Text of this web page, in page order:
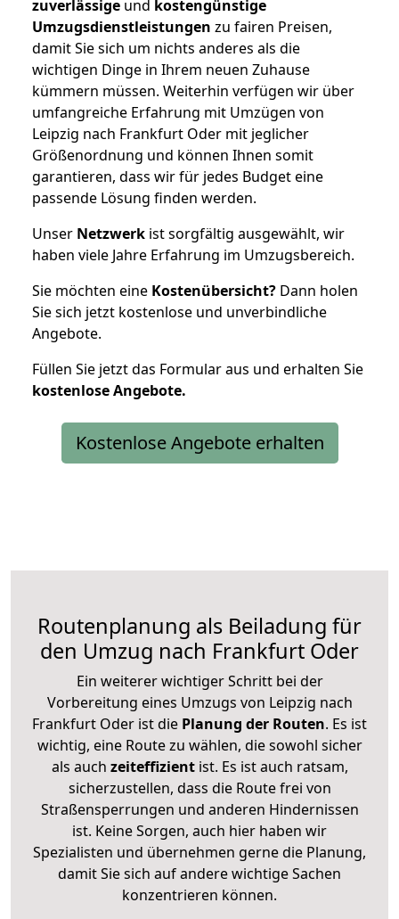
zuverlässige und kostengünstige
Umzugsdienstleistungen zu fairen Preisen,
damit Sie sich um nichts anderes als die
wichtigen Dinge in Ihrem neuen Zuhause
kümmern müssen. Weiterhin verfügen wir über
umfangreiche Erfahrung mit Umzügen von
Leipzig nach Frankfurt Oder mit jeglicher
Größenordnung und können Ihnen somit
garantieren, dass wir für jedes Budget eine
passende Lösung finden werden.
Unser Netzwerk ist sorgfältig ausgewählt, wir
haben viele Jahre Erfahrung im Umzugsbereich.
Sie möchten eine Kostenübersicht? Dann holen
Sie sich jetzt kostenlose und unverbindliche
Angebote.
Füllen Sie jetzt das Formular aus und erhalten Sie
kostenloseAngebote.
Kostenlose Angebote erhalten
Routenplanung als Beiladung für
den Umzug nach Frankfurt Oder
Ein weiterer wichtiger Schritt bei der
Vorbereitung eines Umzugs von Leipzig nach
Frankfurt Oder ist die Planung der Routen. Es ist
wichtig, eine Route zu wählen, die sowohl sicher
als auch zeiteffizientist. Es ist auch ratsam,
sicherzustellen, dass die Route frei von
Straßensperrungen und anderen Hindernissen
ist. Keine Sorgen, auch hier haben wir
Spezialisten und übernehmen gerne die Planung,
damit Sie sich auf andere wichtige Sachen
konzentrieren können.